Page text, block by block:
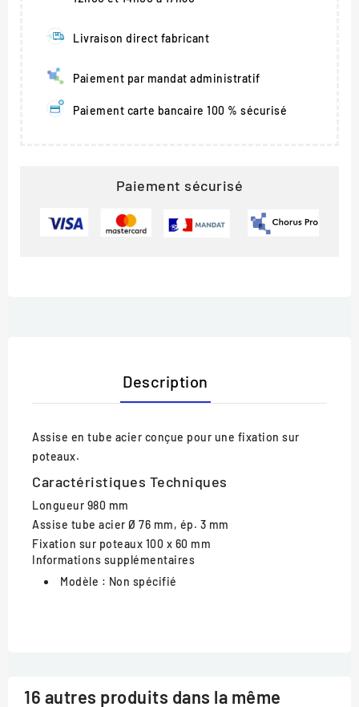
Livraison direct fabricant
Paiement par mandat administratif
Paiement carte bancaire 100 % sécurisé
Paiement sécurisé
Description
Assise en tube acier conçue pour une fixation sur
poteaux.
Caractéristiques Techniques
Longueur 980 mm
Assise tube acier Ø 76 mm, ép. 3 mm
Fixation sur poteaux 100 x 60 mm
Informations supplémentaires
Modèle : Non spécifié
16 autres produits dans la même